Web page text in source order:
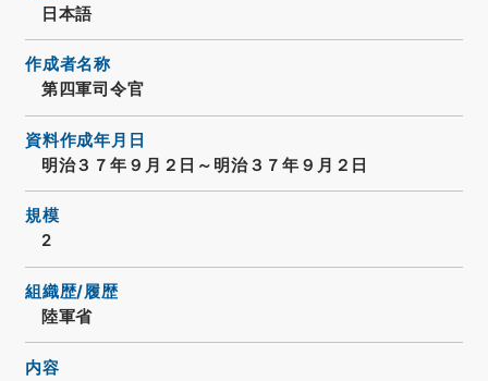
日本語
作成者名称
第四軍司令官
資料作成年月日
明治３７年９月２日～明治３７年９月２日
規模
2
組織歴/履歴
陸軍省
内容